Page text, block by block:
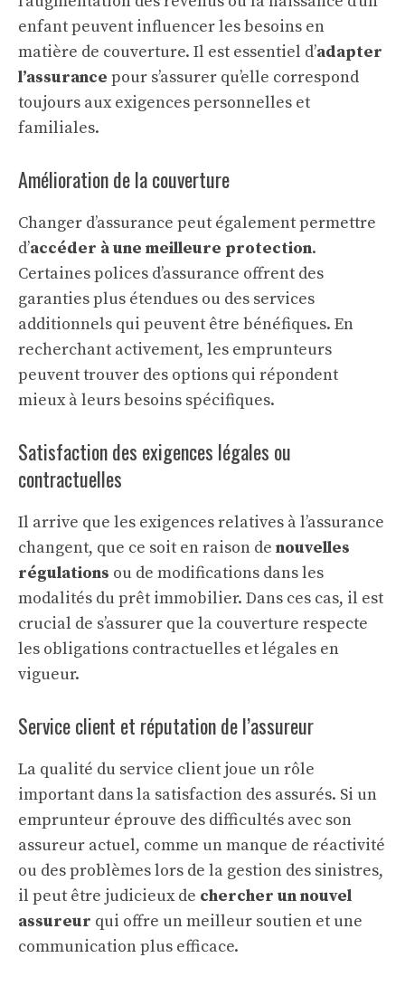
enfant peuvent influencer les besoins en
matière de couverture. Il est essentiel d’adapter
l’assurance pour s’assurer qu’elle correspond
toujours aux exigences personnelles et
familiales.
Amélioration de la couverture
Changer d’assurance peut également permettre
d’accéder à une meilleure protection.
Certaines polices d’assurance offrent des
garanties plus étendues ou des services
additionnels qui peuvent être bénéfiques. En
recherchant activement, les emprunteurs
peuvent trouver des options qui répondent
mieux à leurs besoins spécifiques.
Satisfaction des exigences légales ou
contractuelles
Il arrive que les exigences relatives à l’assurance
changent, que ce soit en raison de nouvelles
régulations ou de modifications dans les
modalités du prêt immobilier. Dans ces cas, il est
crucial de s’assurer que la couverture respecte
les obligations contractuelles et légales en
vigueur.
Service client et réputation de l’assureur
La qualité du service client joue un rôle
important dans la satisfaction des assurés. Si un
emprunteur éprouve des difficultés avec son
assureur actuel, comme un manque de réactivité
ou des problèmes lors de la gestion des sinistres,
il peut être judicieux de chercher un nouvel
assureur qui offre un meilleur soutien et une
communication plus efficace.